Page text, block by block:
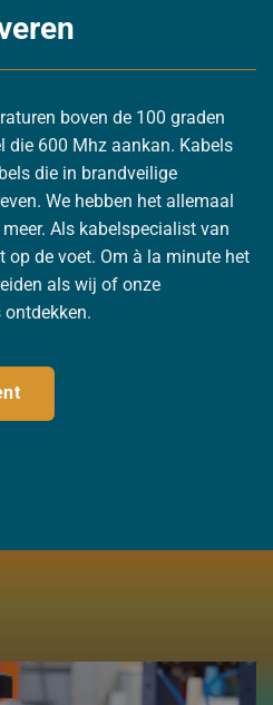
boven de 100 graden
die 600 Mhz aankan. Kabels
die in brandveilige
We hebben het allemaal
Als kabelspecialist van
op de voet. Om à la minute het
als wij of onze